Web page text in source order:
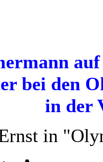
bei den
in der
in